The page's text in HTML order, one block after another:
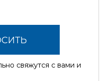
свяжутся с вами и